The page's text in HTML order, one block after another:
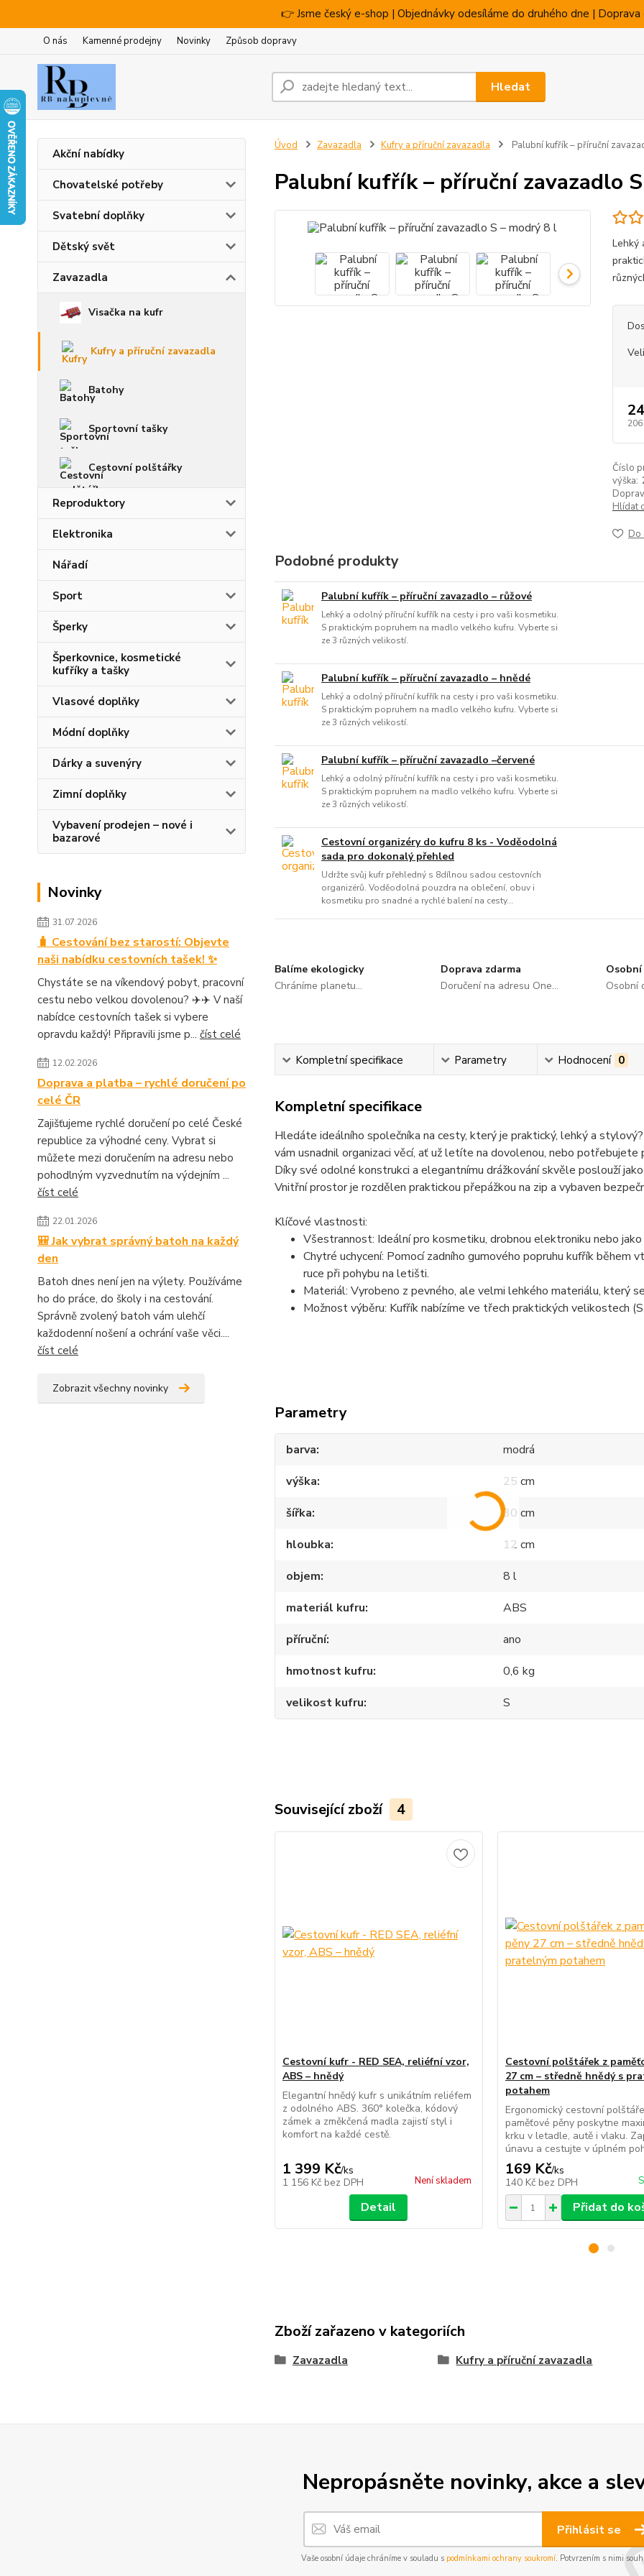
👉 Jsme český e-shop | Objednávky odesíláme do druhého dne | Doprava
O nás Kamenné prodejny Novinky Způsob dopravy
Hledat
Akční nabídky
Chovatelské potřeby
Svatební doplňky
Dětský svět
Zavazadla
Visačka na kufr
Kufry a příruční zavazadla
Batohy
Sportovní tašky
Cestovní polštářky
Reproduktory
Elektronika
Nářadí
Sport
Šperky
Šperkovnice, kosmetické
kufříky a tašky
Vlasové doplňky
Módní doplňky
Dárky a suvenýry
Zimní doplňky
Vybavení prodejen – nové i
bazarové
Novinky
31.07.2026
🧳 Cestování bez starostí: Objevte
naši nabídku cestovních tašek! ✨
Chystáte se na víkendový pobyt, pracovní
cestu nebo velkou dovolenou? ✈️✈️ V naší
nabídce cestovních tašek si vybere
opravdu každý! Připravili jsme p... číst celé
12.02.2026
Doprava a platba – rychlé doručení po
celé ČR
Zajišťujeme rychlé doručení po celé České
republice za výhodné ceny. Vybrat si
můžete mezi doručením na adresu nebo
pohodlným vyzvednutím na výdejním ...
číst celé
22.01.2026
🎒 Jak vybrat správný batoh na každý
den
Batoh dnes není jen na výlety. Používáme
ho do práce, do školy i na cestování.
Správně zvolený batoh vám ulehčí
každodenní nošení a ochrání vaše věci....
číst celé
Zobrazit všechny novinky
Úvod Zavazadla Kufry a příruční zavazadla Palubní kufřík – příruční
Palubní kufřík – příruční zavazadlo
Lehký
206
Číslo
výška:
Hlídat
Do
Podobné produkty
Palubní kufřík – příruční zavazadlo – růžové
Lehký a odolný příruční kufřík na cesty i pro vaši kosmetiku.
S praktickým popruhem na madlo velkého kufru. Vyberte si
ze 3 různých velikostí.
Palubní kufřík – příruční zavazadlo – hnědé
Lehký a odolný příruční kufřík na cesty i pro vaši kosmetiku.
S praktickým popruhem na madlo velkého kufru. Vyberte si
ze 3 různých velikostí.
Palubní kufřík – příruční zavazadlo –červené
Lehký a odolný příruční kufřík na cesty i pro vaši kosmetiku.
S praktickým popruhem na madlo velkého kufru. Vyberte si
ze 3 různých velikostí.
Cestovní organizéry do kufru 8 ks - Voděodolná
sada pro dokonalý přehled
Udržte svůj kufr přehledný s 8dílnou sadou cestovních
organizérů. Voděodolná pouzdra na oblečení, obuv i
kosmetiku pro snadné a rychlé balení na cesty...
Balíme ekologicky
Chráníme planetu...
Doprava zdarma
Doručení na adresu One...
Osobní
Kompletní specifikace Parametry Hodnocení 0
Kompletní specifikace
Hledáte ideálního společníka na cesty, který je praktický, lehký a
vám usnadnil organizaci věcí, ať už letíte na dovolenou, nebo
Díky své odolné konstrukci a elegantnímu drážkování skvěle poslouží
Vnitřní prostor je rozdělen praktickou přepážkou na zip a vybaven
Klíčové vlastnosti:
Všestrannost: Ideální pro kosmetiku, drobnou elektroniku nebo
Chytré uchycení: Pomocí zadního gumového popruhu kufřík během
ruce při pohybu na letišti.
Materiál: Vyrobeno z pevného, ale velmi lehkého materiálu, který
Možnost výběru: Kufřík nabízíme ve třech praktických velikostech
Parametry
barva
modrá
výška
25 cm
šířka
30 cm
hloubka
12 cm
objem
8 l
materiál kufru
ABS
příruční
ano
hmotnost kufru
0,6 kg
velikost kufru
S
Související zboží 4
Cestovní kufr - RED SEA, reliéfní vzor,
ABS – hnědý
Elegantní hnědý kufr s unikátním reliéfem
z odolného ABS. 360° kolečka, kódový
zámek a změkčená madla zajistí styl i
komfort na každé cestě.
1 399 Kč/ks
1 156 Kč bez DPH Není skladem
Detail
Cestovní polštářek z
27 cm – středně hnědý s
potahem
Ergonomický cestovní
paměťové pěny poskytne
krku v letadle, autě i vlaku.
únavu a cestujte v úplném
169 Kč/ks
140 Kč bez DPH
Přidat do
Zboží zařazeno v kategoriích
Zavazadla Kufry a příruční zavazadla
Nepropásněte novinky, akce a
Přihlásit se
Vaše osobní údaje chráníme v souladu s podmínkami ochrany soukromí. Potvrzením s nimi